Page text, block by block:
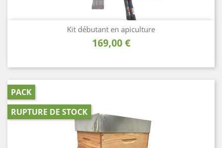
Kit débutant en apiculture
Prix
169,00 €
PACK
RUPTURE DE STOCK